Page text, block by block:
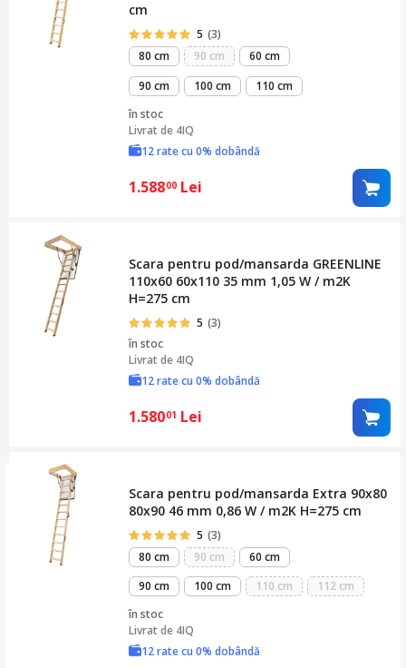
cm
5 (3)
80 cm
90 cm
60 cm
90 cm
100 cm
110 cm
în stoc
Livrat de 4IQ
12 rate cu 0% dobândă
1.58800 Lei
Scara pentru pod/mansarda GREENLINE
110x60 60x110 35 mm 1,05 W / m2K
H=275 cm
5 (3)
în stoc
Livrat de 4IQ
12 rate cu 0% dobândă
1.58001 Lei
Scara pentru pod/mansarda Extra 90x80
80x90 46 mm 0,86 W / m2K H=275 cm
5 (3)
80 cm
90 cm
60 cm
90 cm
100 cm 110 cm
112 cm
în stoc
Livrat de 4IQ
12 rate cu 0% dobândă